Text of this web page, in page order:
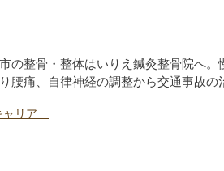
の整骨・整体はいりえ鍼灸整骨院へ。
腰痛、自律神経の調整から交通事故
ャリア